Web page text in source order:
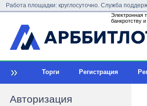
Работа площадки: круглосуточно. Служба
Электронная
банкротству и
Торги Регистрация
Авторизация